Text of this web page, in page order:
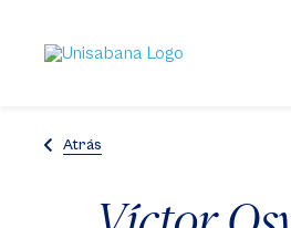
contenido
principal
Atrás